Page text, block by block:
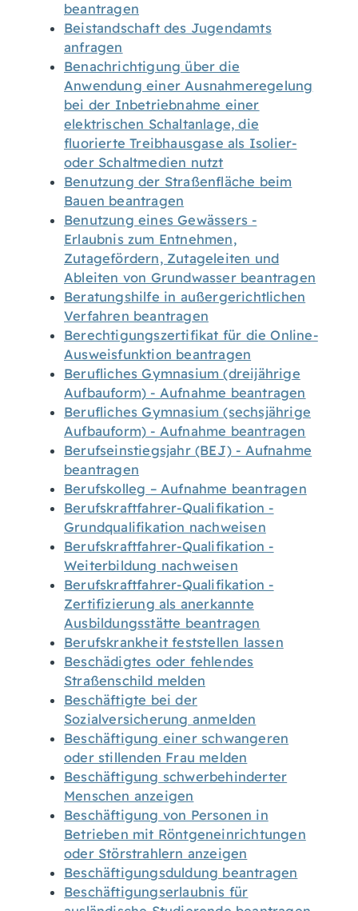
beantragen
Beistandschaft des Jugendamts
anfragen
Benachrichtigung über die
Anwendung einer Ausnahmeregelung
bei der Inbetriebnahme einer
elektrischen Schaltanlage, die
fluorierte Treibhausgase als Isolier-
oder Schaltmedien nutzt
Benutzung der Straßenfläche beim
Bauen beantragen
Benutzung eines Gewässers -
Erlaubnis zum Entnehmen,
Zutagefördern, Zutageleiten und
Ableiten von Grundwasser beantragen
Beratungshilfe in außergerichtlichen
Verfahren beantragen
Berechtigungszertifikat für die Online-
Ausweisfunktion beantragen
Berufliches Gymnasium (dreijährige
Aufbauform) - Aufnahme beantragen
Berufliches Gymnasium (sechsjährige
Aufbauform) - Aufnahme beantragen
Berufseinstiegsjahr (BEJ) - Aufnahme
beantragen
Berufskolleg – Aufnahme beantragen
Berufskraftfahrer-Qualifikation -
Grundqualifikation nachweisen
Berufskraftfahrer-Qualifikation -
Weiterbildung nachweisen
Berufskraftfahrer-Qualifikation -
Zertifizierung als anerkannte
Ausbildungsstätte beantragen
Berufskrankheit feststellen lassen
Beschädigtes oder fehlendes
Straßenschild melden
Beschäftigte bei der
Sozialversicherung anmelden
Beschäftigung einer schwangeren
oder stillenden Frau melden
Beschäftigung schwerbehinderter
Menschen anzeigen
Beschäftigung von Personen in
Betrieben mit Röntgeneinrichtungen
oder Störstrahlern anzeigen
Beschäftigungsduldung beantragen
Beschäftigungserlaubnis für